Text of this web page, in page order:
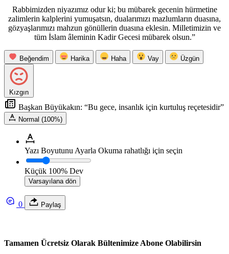
Rabbimizden niyazımız odur ki; bu mübarek gecenin hürmetine
zalimlerin kalplerini yumuşatsın, dualarımızı mazlumların duasına,
gözyaşlarımızı mahzun gönüllerin duasına eklesin. Milletimizin ve
tüm İslam âleminin Kadir Gecesi mübarek olsun.”
Beğendim Harika Haha Vay Üzgün
Kızgın
Başkan Büyükakın: “Bu gece, insanlık için kurtuluş reçetesidir”
Normal (100%)
Yazı Boyutunu Ayarla Okuma rahatlığı için seçin
Küçük 100% Dev
Varsayılana dön
0 Paylaş
Tamamen Ücretsiz Olarak Bültenimize Abone Olabilirsin